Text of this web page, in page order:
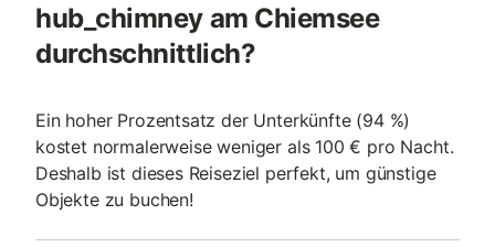
hub_chimney am Chiemsee
durchschnittlich?
Ein hoher Prozentsatz der Unterkünfte (94 %)
kostet normalerweise weniger als 100 € pro Nacht.
Deshalb ist dieses Reiseziel perfekt, um günstige
Objekte zu buchen!